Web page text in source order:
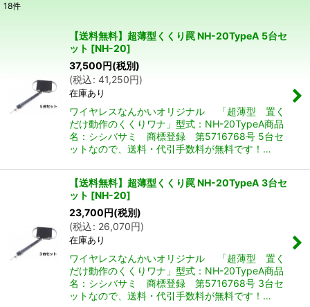
18件
【送料無料】超薄型くくり罠 NH-20TypeA 5台セ
ット [NH-20]
37,500円(税別)
(税込: 41,250円)
在庫あり
ワイヤレスなんかいオリジナル 「超薄型 置く
だけ動作のくくりワナ」型式：NH-20TypeA商品
名：シシバサミ 商標登録 第5716768号 5台セ
ットなので、送料・代引手数料が無料です！…
【送料無料】超薄型くくり罠 NH-20TypeA 3台セ
ット [NH-20]
23,700円(税別)
(税込: 26,070円)
在庫あり
ワイヤレスなんかいオリジナル 「超薄型 置く
だけ動作のくくりワナ」型式：NH-20TypeA商品
名：シシバサミ 商標登録 第5716768号 3台セ
ットなので、送料・代引手数料が無料です！…